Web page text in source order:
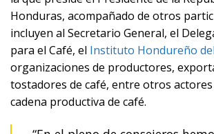
Honduras, acompañado de otros
incluyen al Secretario General, el
para el Café, el Instituto Hondureño
organizaciones de productores,
tostadores de café, entre otros actores
cadena productiva de café.